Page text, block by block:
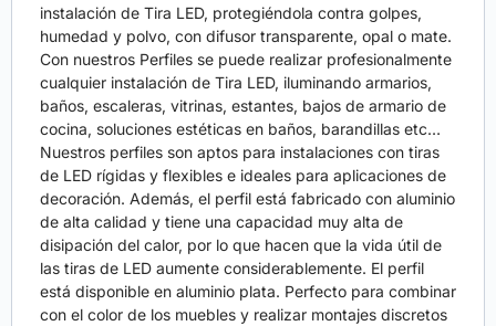
instalación de Tira LED, protegiéndola contra golpes,
humedad y polvo, con difusor transparente, opal o mate.
Con nuestros Perfiles se puede realizar profesionalmente
cualquier instalación de Tira LED, iluminando armarios,
baños, escaleras, vitrinas, estantes, bajos de armario de
cocina, soluciones estéticas en baños, barandillas etc…
Nuestros perfiles son aptos para instalaciones con tiras
de LED rígidas y flexibles e ideales para aplicaciones de
decoración. Además, el perfil está fabricado con aluminio
de alta calidad y tiene una capacidad muy alta de
disipación del calor, por lo que hacen que la vida útil de
las tiras de LED aumente considerablemente. El perfil
está disponible en aluminio plata. Perfecto para combinar
con el color de los muebles y realizar montajes discretos